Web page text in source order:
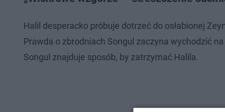
Halil desperacko próbuje dotrzeć do osłabionej
Prawda o zbrodniach Songul zaczyna wychodzić na
Songul znajduje sposób, by zatrzymać Halila.